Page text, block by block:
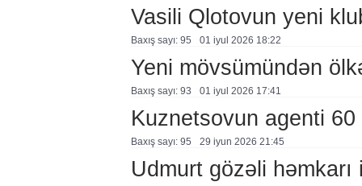
Vasili Qlotovun yeni
Baxış sayı: 95 01 i̇yul 2026 18:22
Yeni mövsümündən
Baxış sayı: 93 01 i̇yul 2026 17:41
Kuznetsovun agenti
Baxış sayı: 95 29 i̇yun 2026 21:45
Udmurt gözəli